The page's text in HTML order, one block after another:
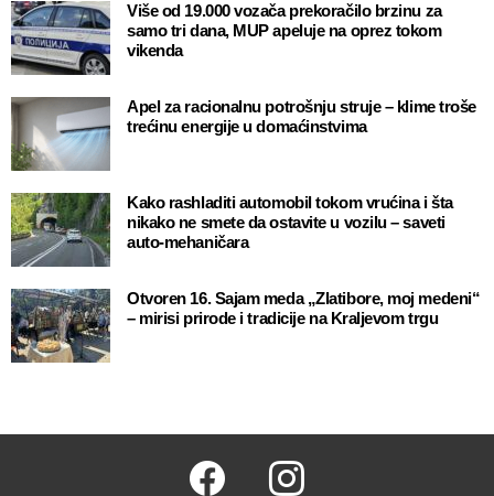
Više od 19.000 vozača prekoračilo brzinu za
samo tri dana, MUP apeluje na oprez tokom
vikenda
Apel za racionalnu potrošnju struje – klime troše
trećinu energije u domaćinstvima
Kako rashladiti automobil tokom vrućina i šta
nikako ne smete da ostavite u vozilu – saveti
auto-mehaničara
Otvoren 16. Sajam meda „Zlatibore, moj medeni“
– mirisi prirode i tradicije na Kraljevom trgu
Facebook Instagram